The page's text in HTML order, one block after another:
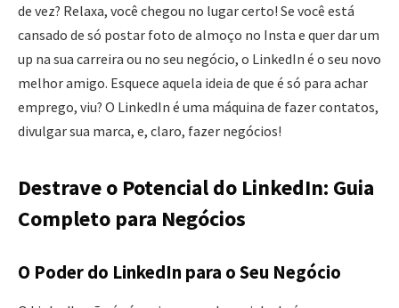
de vez? Relaxa, você chegou no lugar certo! Se você está
cansado de só postar foto de almoço no Insta e quer dar um
up na sua carreira ou no seu negócio, o LinkedIn é o seu novo
melhor amigo. Esquece aquela ideia de que é só para achar
emprego, viu? O LinkedIn é uma máquina de fazer contatos,
divulgar sua marca, e, claro, fazer negócios!
Destrave o Potencial do LinkedIn: Guia
Completo para Negócios
O Poder do LinkedIn para o Seu Negócio